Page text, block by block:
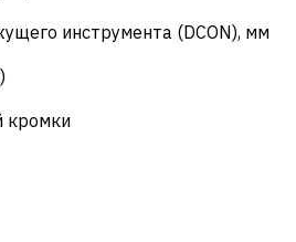
инструмента (DCON), мм
кромки